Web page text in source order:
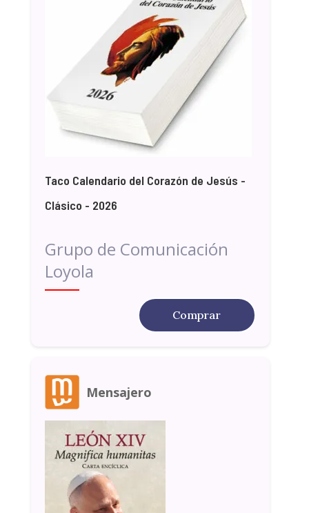
Taco Calendario del Corazón de Jesús -
Clásico - 2026
Grupo de Comunicación
Loyola
Comprar
Mensajero